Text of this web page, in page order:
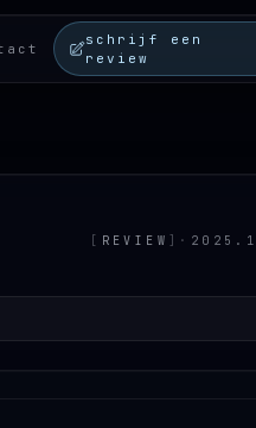
schrijf een
review
[ REVIEW ] ·